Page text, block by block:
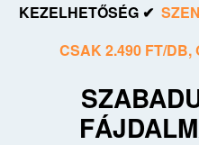
KEZELHETŐSÉG ✔
CSAK 2.490 FT/DB,